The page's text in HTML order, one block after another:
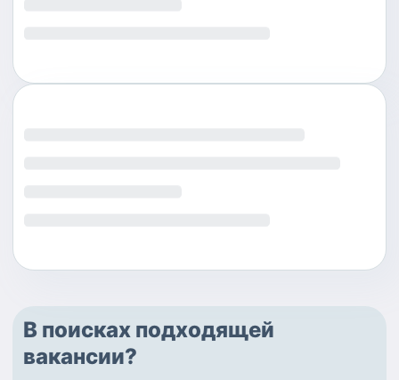
В поисках подходящей
вакансии?